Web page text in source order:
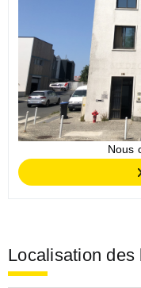
Nous
Localisation des